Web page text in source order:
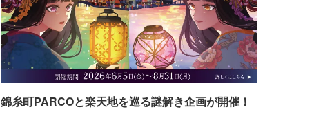
錦糸町PARCOと楽天地を巡る謎解き企画が開催！